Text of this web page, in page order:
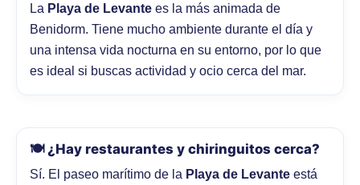
La Playa de Levante es la más animada de
Benidorm. Tiene mucho ambiente durante el día y
una intensa vida nocturna en su entorno, por lo que
es ideal si buscas actividad y ocio cerca del mar.
🍽️ ¿Hay restaurantes y chiringuitos cerca?
Sí. El paseo marítimo de la Playa de Levante está